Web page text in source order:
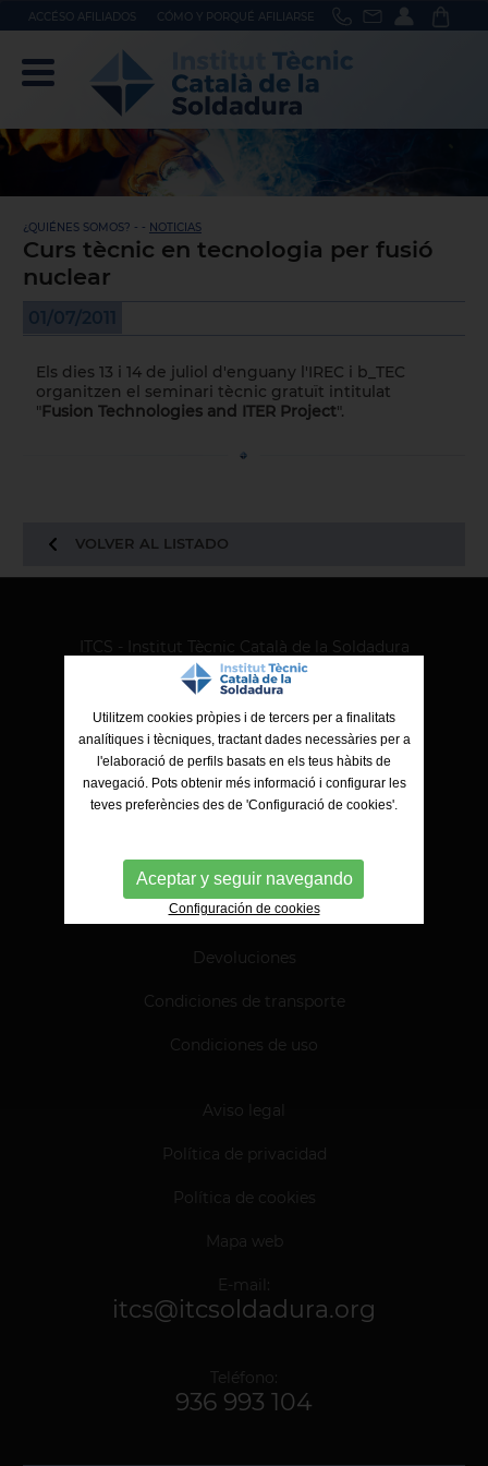
ACCÉSO AFILIADOS CÓMO Y PORQUÉ AFILIARSE
¿QUIÉNES SOMOS? - - NOTICIAS
Curs tècnic en tecnologia per fusió
nuclear
01/07/2011
Els dies 13 i 14 de juliol d'enguany l'IREC i b_TEC
organitzen el seminari tècnic gratuït intitulat
" Fusion Technologies and ITER Project".
VOLVER AL LISTADO
ITCS - Institut Tècnic Català de la Soldadura
Ctra. de Molins de Rei a Sabadell, 79, Nau 8 bis
08191 Rubí (Barcelona)
Pago online
Devoluciones
Condiciones de transporte
Condiciones de uso
Aviso legal
Política de privacidad
Política de cookies
Mapa web
E-mail:
itcs@itcsoldadura.org
Teléfono:
936 993 104
Utilitzem cookies pròpies i de tercers per a finalitats
analítiques i tècniques, tractant dades necessàries per a
l'elaboració de perfils basats en els teus hàbits de
navegació. Pots obtenir més informació i configurar les
teves preferències des de 'Configuració de cookies'.
Aceptar y seguir navegando
Configuración de cookies